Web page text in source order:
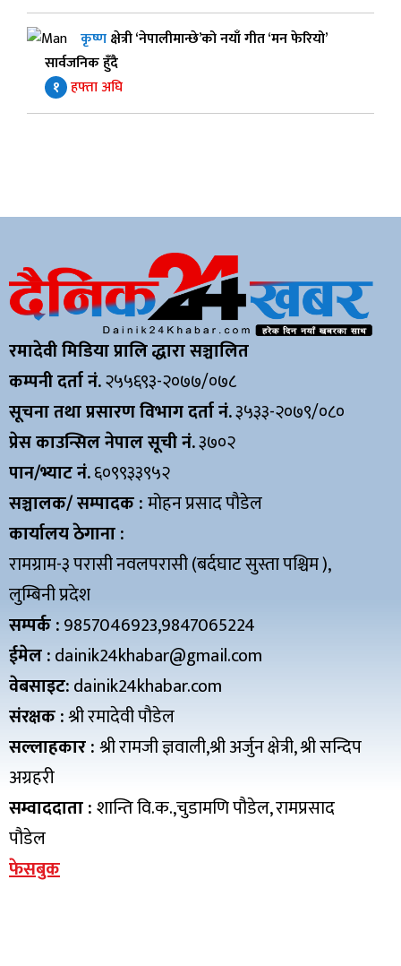
कृष्णक्षेत्री ‘नेपालीमान्छे’को नयाँ गीत ‘मन फेरियो’
सार्वजनिक हुँदै
१ हफ्ता अघि
रमादेवी मिडिया प्रालि द्धारा सञ्चालित
कम्पनी दर्ता नं.२५५६९३-२०७७/०७८
सूचना तथा प्रसारण विभाग दर्ता नं.३५३३-२०७९/०८०
प्रेस काउन्सिल नेपाल सूची नं.३७०२
पान/भ्याट नं.६०९९३३९५२
सञ्चालक/ सम्पादक :मोहन प्रसाद पौडेल
कार्यालय ठेगाना :
रामग्राम-३ परासी नवलपरासी (बर्दघाट सुस्ता पश्चिम ),
लुम्बिनी प्रदेश
सम्पर्क :9857046923,9847065224
ईमेल :dainik24khabar@gmail.com
वेबसाइट:dainik24khabar.com
संरक्षक :श्री रमादेवी पौडेल
सल्लाहकार :श्री रामजी ज्ञवाली,श्री अर्जुन क्षेत्री, श्री सन्दिप
अग्रहरी
सम्वाददाता :शान्ति वि.क.,चुडामणि पौडेल, रामप्रसाद
पौडेल
फेसबुक